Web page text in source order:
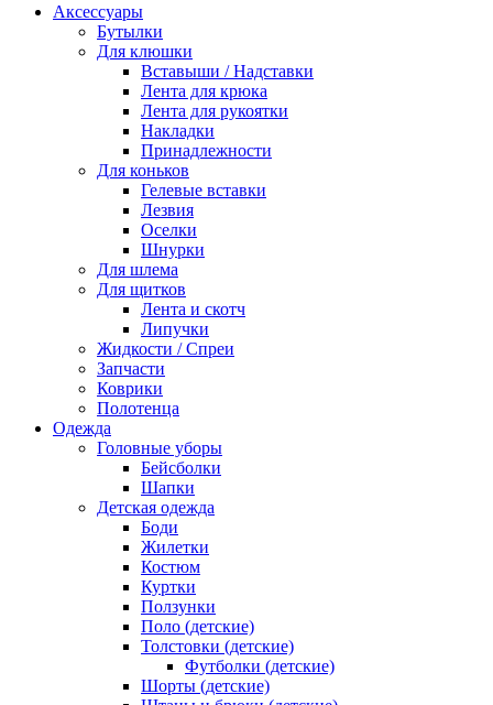
Аксессуары
Бутылки
Для клюшки
Вставыши / Надставки
Лента для крюка
Лента для рукоятки
Накладки
Принадлежности
Для коньков
Гелевые вставки
Лезвия
Оселки
Шнурки
Для шлема
Для щитков
Лента и скотч
Липучки
Жидкости / Спреи
Запчасти
Коврики
Полотенца
Одежда
Головные уборы
Бейсболки
Шапки
Детская одежда
Боди
Жилетки
Костюм
Куртки
Ползунки
Поло (детские)
Толстовки (детские)
Футболки (детские)
Шорты (детские)